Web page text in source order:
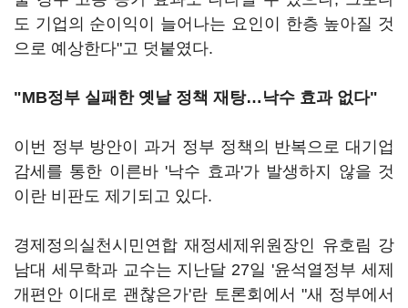
도 기업의 순이익이 늘어나는 요인이 한층 높아질 것
으로 예상한다"고 덧붙였다.
"MB정부 실패한 옛날 정책 재탕…낙수 효과 없다"
이번 정부 방안이 과거 정부 정책의 반복으로 대기업
감세를 통한 이른바 '낙수 효과'가 발생하지 않을 것
이란 비판도 제기되고 있다.
경제정의실천시민연합 재정세제위원장인 유호림 강
남대 세무학과 교수는 지난달 27일 '윤석열정부 세제
개편안 이대로 괜찮은가'란 토론회에서 "새 정부에서